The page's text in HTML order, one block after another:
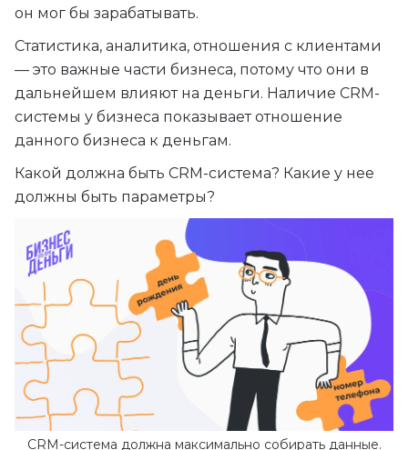
он мог бы зарабатывать.
Статистика, аналитика, отношения с клиентами
— это важные части бизнеса, потому что они в
дальнейшем влияют на деньги. Наличие CRM-
системы у бизнеса показывает отношение
данного бизнеса к деньгам.
Какой должна быть CRM-система? Какие у нее
должны быть параметры?
CRM-система должна максимально собирать данные.